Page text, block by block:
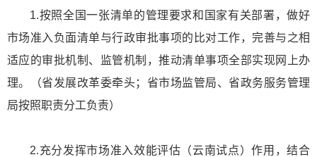
1.按照全国一张清单的管理要求和国家有关部署，做好
市场准入负面清单与行政审批事项的比对工作，完善与之相
适应的审批机制、监管机制，推动清单事项全部实现网上办
理。（省发展改革委牵头；省市场监管局、省政务服务管理
局按照职责分工负责）
2.充分发挥市场准入效能评估（云南试点）作用，结合